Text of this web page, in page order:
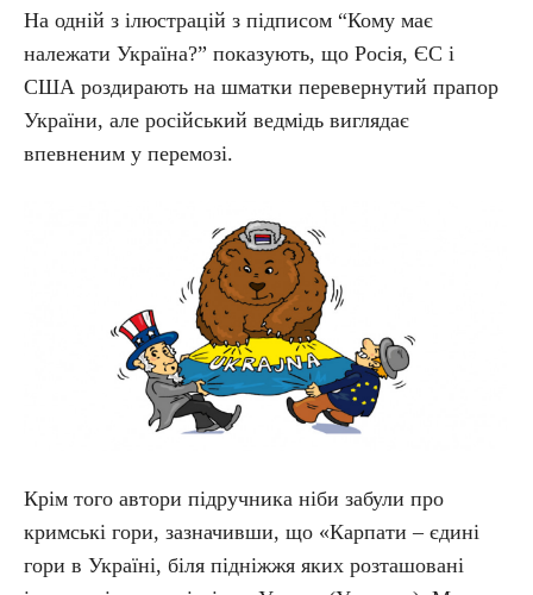
На одній з ілюстрацій з підписом “Кому має
належати Україна?” показують, що Росія, ЄС і
США роздирають на шматки перевернутий прапор
України, але російський ведмідь виглядає
впевненим у перемозі.
Крім того автори підручника ніби забули про
кримські гори, зазначивши, що «Карпати – єдині
гори в Україні, біля підніжжя яких розташовані